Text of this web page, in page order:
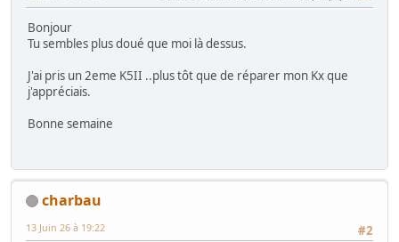
Bonjour
Tu sembles plus doué que moi là dessus.
J'ai pris un 2eme K5II ..plus tôt que de réparer mon Kx que
j'appréciais.
Bonne semaine
charbau
#2
13 Juin 26 à 19:22